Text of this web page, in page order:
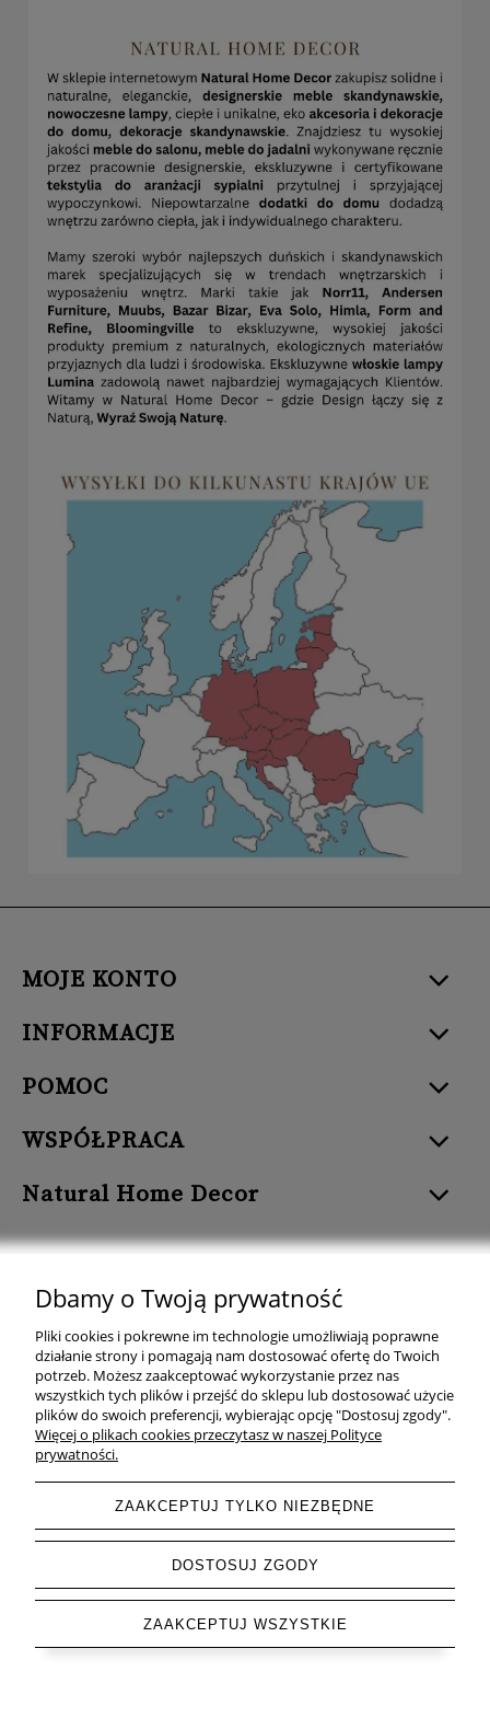
MOJE KONTO
INFORMACJE
POMOC
WSPÓŁPRACA
Natural Home Decor
Natural Home Decor | E-mail: sklep at naturalhomedecor.pl | Tel.:
507 707 299 | NIP: 7971800592 | REGON: 381429127
Copyright © 2026 - Naturalhomedecor.pl
Dbamy o Twoją prywatność
Pliki cookies i pokrewne im technologie umożliwiają poprawne
działanie strony i pomagają nam dostosować ofertę do Twoich
potrzeb. Możesz zaakceptować wykorzystanie przez nas
wszystkich tych plików i przejść do sklepu lub dostosować użycie
plików do swoich preferencji, wybierając opcję "Dostosuj zgody".
Więcej o plikach cookies przeczytasz w naszej Polityce
prywatności.
ZAAKCEPTUJ TYLKO NIEZBĘDNE
DOSTOSUJ ZGODY
ZAAKCEPTUJ WSZYSTKIE